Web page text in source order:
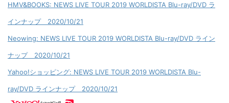
HMV&BOOKS: NEWS LIVE TOUR 2019 WORLDISTA Blu-ray/DVD ラ
インナップ 2020/10/21
Neowing: NEWS LIVE TOUR 2019 WORLDISTA Blu-ray/DVD ライン
ナップ 2020/10/21
Yahoo!ショッピング: NEWS LIVE TOUR 2019 WORLDISTA Blu-
ray/DVD ラインナップ 2020/10/21